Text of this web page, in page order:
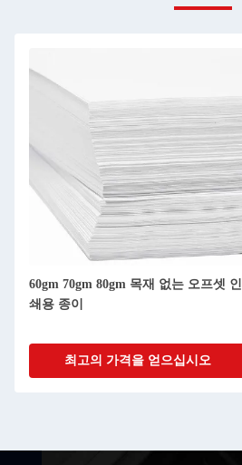
60gm 70gm 80gm 목재 없는 오프셋 인
쇄용 종이
최고의 가격을 얻으십시오